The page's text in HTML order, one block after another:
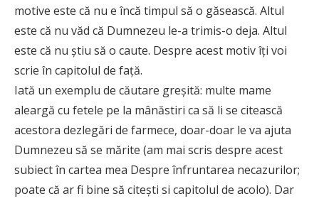
motive este că nu e încă timpul să o găsească. Altul
este că nu văd că Dumnezeu le-a trimis-o deja. Altul
este că nu știu să o caute. Despre acest motiv îți voi
scrie în capitolul de față.
Iată un exemplu de căutare greșită: multe mame
aleargă cu fetele pe la mânăstiri ca să li se citească
acestora dezlegări de farmece, doar-doar le va ajuta
Dumnezeu să se mărite (am mai scris despre acest
subiect în cartea mea Despre înfruntarea necazurilor;
poate că ar fi bine să citești si capitolul de acolo). Dar